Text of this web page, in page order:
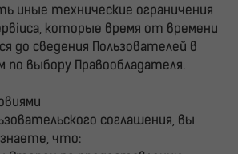
иные технические ограничения
которые время от времени
до сведения Пользователей в
по выбору Правообладателя.
соглашения, вы
что: